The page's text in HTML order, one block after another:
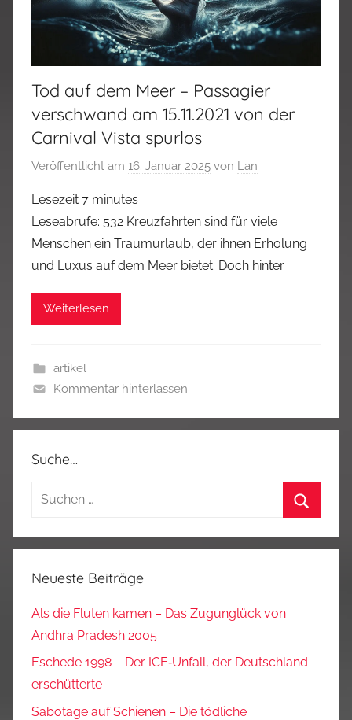
Tod auf dem Meer – Passagier
verschwand am 15.11.2021 von der
Carnival Vista spurlos
Veröffentlicht am 16. Januar 2025 von Lan
Lesezeit 7 minutes
Leseabrufe: 532 Kreuzfahrten sind für viele
Menschen ein Traumurlaub, der ihnen Erholung
und Luxus auf dem Meer bietet. Doch hinter
Weiterlesen
artikel
Kommentar hinterlassen
Suche…
Suchen
Neueste Beiträge
Als die Fluten kamen – Das Zugunglück von
Andhra Pradesh 2005
Eschede 1998 – Der ICE‑Unfall, der Deutschland
erschütterte
Sabotage auf Schienen – Die tödliche